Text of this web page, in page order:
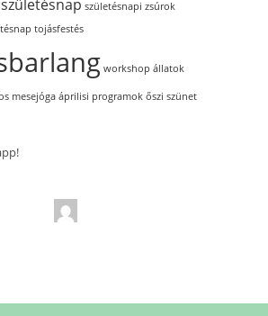
születésnap születésnapi zsúrok
tojásfestés
workshop állatok
mesejóga áprilisi programok őszi szünet